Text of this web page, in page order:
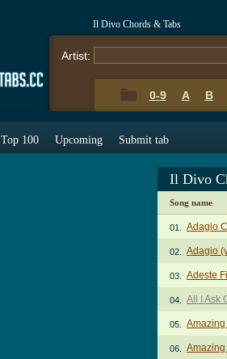
Il Divo Chords & Tabs
Artist:
0-9 A B
Top 100 Upcoming Submit tab
Il Divo
Song name
01. Adagio
02. Adagio
03. Adeste
04. All I Ask
05.
06. Amazing